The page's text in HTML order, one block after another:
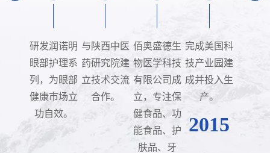
研发润诺明
眼部护理系
列，为眼部
健康市场立
功自效。
与陕西中医
药研究院建
立技术交流
合作。
佰奥盛德生
物医学科技
有限公司成
立，专注保
健食品、功
能食品、护
肤品、牙
完成美国科
技产业园建
成并投入生
产。
2015